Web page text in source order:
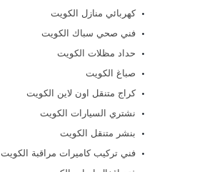
كهربائي منازل الكويت
فني صحي سباك الكويت
حداد مظلات الكويت
صباغ الكويت
كراج متنقل اون لاين الكويت
نشتري السيارات الكويت
بنشر متنقل الكويت
فني تركيب كاميرات مراقبة الكويت